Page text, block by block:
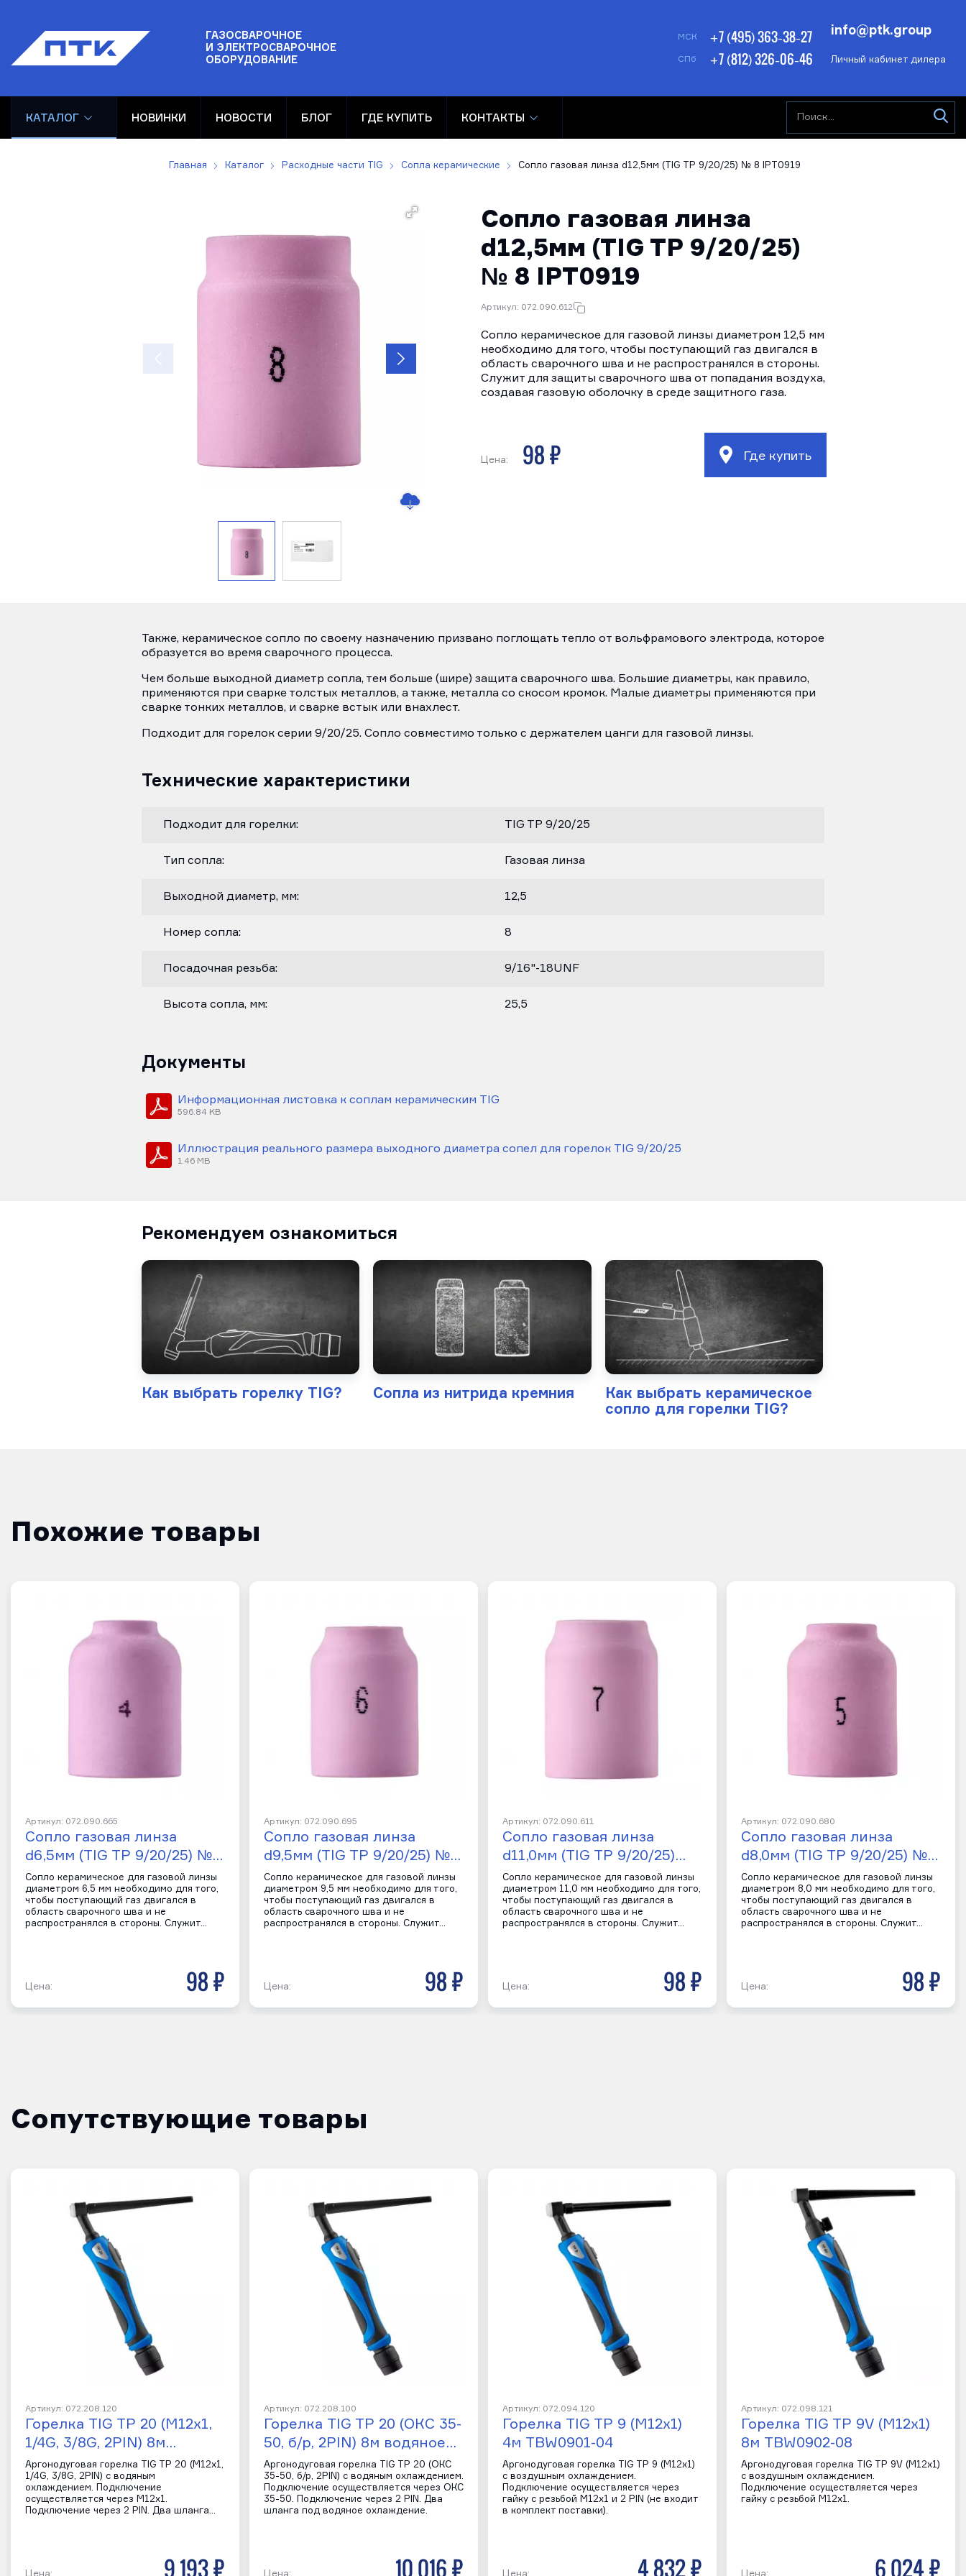
ГАЗОСВАРОЧНОЕ
И ЭЛЕКТРОСВАРОЧНОЕ
ОБОРУДОВАНИЕ
МСК +7 (495) 363-38-27
СПб +7 (812) 326-06-46 Личный кабинет дилера
info@ptk.group
КАТАЛОГ НОВИНКИ НОВОСТИ БЛОГ ГДЕ КУПИТЬ КОНТАКТЫ
Главная Каталог Расходные части TIG Сопла керамические Сопло газовая линза d12,5мм (TIG TP 9/20/25) № 8 IPT0919
Сопло газовая линза
d12,5мм (TIG TP 9/20/25)
№ 8 IPT0919
Артикул: 072.090.612
Сопло керамическое для газовой линзы диаметром 12,5 мм
необходимо для того, чтобы поступающий газ двигался в
область сварочного шва и не распространялся в стороны.
Служит для защиты сварочного шва от попадания воздуха,
создавая газовую оболочку в среде защитного газа.
Цена: 98 р Где купить
Также, керамическое сопло по своему назначению призвано поглощать тепло от вольфрамового электрода, которое
образуется во время сварочного процесса.
Чем больше выходной диаметр сопла, тем больше (шире) защита сварочного шва. Большие диаметры, как правило,
применяются при сварке толстых металлов, а также, металла со скосом кромок. Малые диаметры применяются при
сварке тонких металлов, и сварке встык или внахлест.
Подходит для горелок серии 9/20/25. Сопло совместимо только с держателем цанги для газовой линзы.
Технические характеристики
Подходит для горелки: TIG TP 9/20/25
Тип сопла: Газовая линза
Выходной диаметр, мм: 12,5
Номер сопла: 8
Посадочная резьба: 9/16"-18UNF
Высота сопла, мм: 25,5
Документы
Информационная листовка к соплам керамическим TIG
596.84 KB
Иллюстрация реального размера выходного диаметра сопел для горелок TIG 9/20/25
1.46 MB
Рекомендуем ознакомиться
Как выбрать горелку TIG? Сопла из нитрида кремния
Как выбрать керамическое
сопло для горелки TIG?
Похожие товары
Артикул: 072.090.665
Сопло газовая линза
d6,5мм (TIG TP 9/20/25) №…
Сопло керамическое для газовой линзы
диаметром 6,5 мм необходимо для того,
чтобы поступающий газ двигался в
область сварочного шва и не
распространялся в стороны. Служит…
Цена: 98 р
Артикул: 072.090.695
Сопло газовая линза
d9,5мм (TIG TP 9/20/25) №…
Сопло керамическое для газовой линзы
диаметром 9,5 мм необходимо для того,
чтобы поступающий газ двигался в
область сварочного шва и не
распространялся в стороны. Служит…
Цена: 98 р
Артикул: 072.090.611
Сопло газовая линза
d11,0мм (TIG TP 9/20/25)…
Сопло керамическое для газовой линзы
диаметром 11,0 мм необходимо для того,
чтобы поступающий газ двигался в
область сварочного шва и не
распространялся в стороны. Служит…
Цена: 98 р
Артикул: 072.090.680
Сопло газовая линза
d8,0мм (TIG TP 9/20/25) №…
Сопло керамическое для газовой линзы
диаметром 8,0 мм необходимо для того,
чтобы поступающий газ двигался в
область сварочного шва и не
распространялся в стороны. Служит…
Цена: 98 р
Сопутствующие товары
Артикул: 072.208.120
Горелка TIG TP 20 (M12x1,
1/4G, 3/8G, 2PIN) 8м…
Аргонодуговая горелка TIG TP 20 (M12x1,
1/4G, 3/8G, 2PIN) с водяным
охлаждением. Подключение
осуществляется через M12x1.
Подключение через 2 PIN. Два шланга…
Цена: 9 193 р
Артикул: 072.208.100
Горелка TIG TP 20 (ОКС 35-
50, б/р, 2PIN) 8м водяное…
Аргонодуговая горелка TIG TP 20 (ОКС
35-50, б/р, 2PIN) с водяным охлаждением.
Подключение осуществляется через ОКС
35-50. Подключение через 2 PIN. Два
шланга под водяное охлаждение.
Цена: 10 016 р
Артикул: 072.094.120
Горелка TIG TP 9 (M12x1)
4м TBW0901-04
Аргонодуговая горелка TIG TP 9 (M12х1)
с воздушным охлаждением.
Подключение осуществляется через
гайку с резьбой M12х1 и 2 PIN (не входит
в комплект поставки).
Цена: 4 832 р
Артикул: 072.098.121
Горелка TIG TP 9V (M12x1)
8м TBW0902-08
Аргонодуговая горелка TIG TP 9V (M12x1)
с воздушным охлаждением.
Подключение осуществляется через
гайку с резьбой M12х1.
Цена: 6 024 р